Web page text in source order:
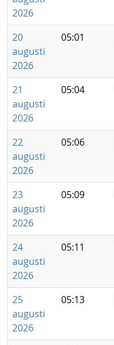
2026
20
augusti
2026
05:01
21
augusti
2026
05:04
22
augusti
2026
05:06
23
augusti
2026
05:09
24
augusti
2026
05:11
25
augusti
2026
05:13